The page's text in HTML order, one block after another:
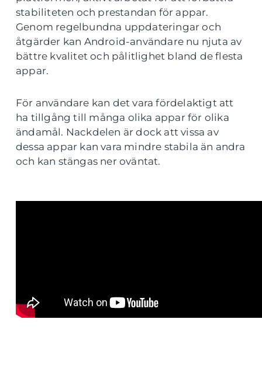
stabiliteten och prestandan för appar.
Genom regelbundna uppdateringar och
åtgärder kan Android-användare nu njuta av
bättre kvalitet och pålitlighet bland de flesta
appar.
För användare kan det vara fördelaktigt att
ha tillgång till många olika appar för olika
ändamål. Nackdelen är dock att vissa av
dessa appar kan vara mindre stabila än andra
och kan stängas ner oväntat.